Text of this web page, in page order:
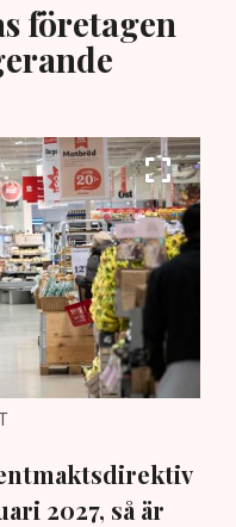
företagen
2027, så är